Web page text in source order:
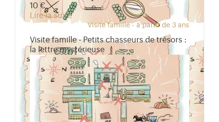
10 €
Lire la suite
Visite famille - à partir de 3 ans
Visite famille - Petits chasseurs de trésors :
la lettre mystérieuse